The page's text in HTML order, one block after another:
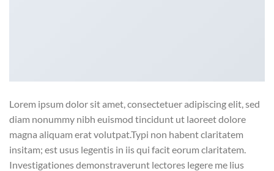
Lorem ipsum dolor sit amet, consectetuer adipiscing elit, sed
diam nonummy nibh euismod tincidunt ut laoreet dolore
magna aliquam erat volutpat.Typi non habent claritatem
insitam; est usus legentis in iis qui facit eorum claritatem.
Investigationes demonstraverunt lectores legere me lius